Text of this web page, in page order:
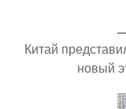
Китай
новый